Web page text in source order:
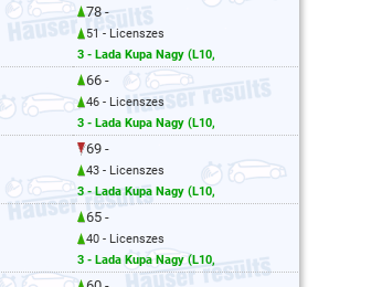
78 -
51 - Licenszes
3 - Lada Kupa Nagy (L10,
66 -
46 - Licenszes
3 - Lada Kupa Nagy (L10,
69 -
43 - Licenszes
3 - Lada Kupa Nagy (L10,
65 -
40 - Licenszes
3 - Lada Kupa Nagy (L10,